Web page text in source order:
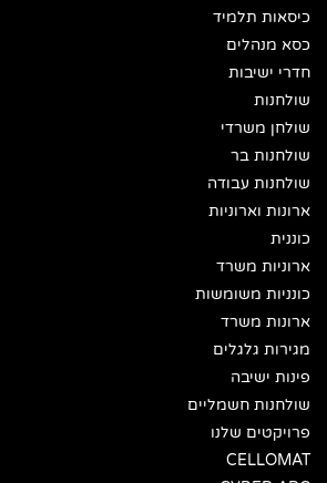
כיסאות תלמיד
כסא מנהלים
חדרי ישיבות
שולחנות
שולחן משרדי
שולחנות בר
שולחנות עבודה
ארונות וארוניות
כוננית
ארוניות משרד
כונניות משומשות
ארונות משרד
מגירות גלגלים
פינות ישיבה
שולחנות חשמליים
פרויקטים שלנו
CELLOMAT